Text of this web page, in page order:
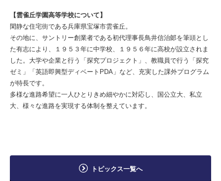
【雲雀丘学園高等学校について】
閑静な住宅街である兵庫県宝塚市雲雀丘。
その地に、サントリー創業者である初代理事長鳥井信治郞を筆頭とし
た有志により、１９５３年に中学校、１９５６年に高校が設立されま
した。大学や企業と行う「探究プロジェクト」、教職員で行う「探究
ゼミ」「英語即興型ディベートPDA」など、充実した課外プログラム
が特長です。
多様な進路希望に一人ひとりきめ細やかに対応し、国公立大、私立
大、様々な進路を実現する体制を整えています。
トピックス一覧へ